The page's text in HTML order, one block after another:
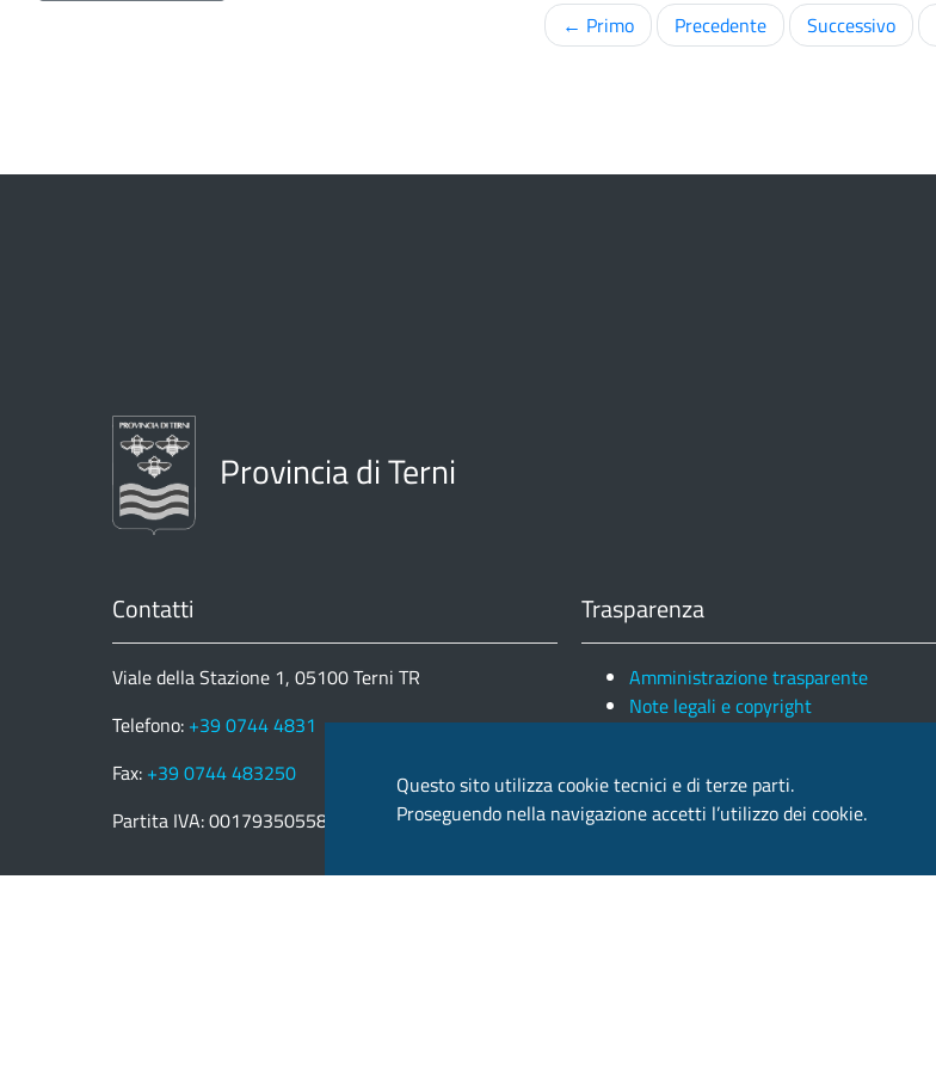
← Primo Precedente Successivo
Provincia di Terni
Contatti
Viale della Stazione 1, 05100 Terni TR
Telefono: +39 0744 4831
Fax: +39 0744 483250
Partita IVA: 00179350558
Trasparenza
Amministrazione trasparente
Note legali e copyright
Questo sito utilizza cookie tecnici e di terze parti.
Proseguendo nella navigazione accetti l’utilizzo dei cookie.